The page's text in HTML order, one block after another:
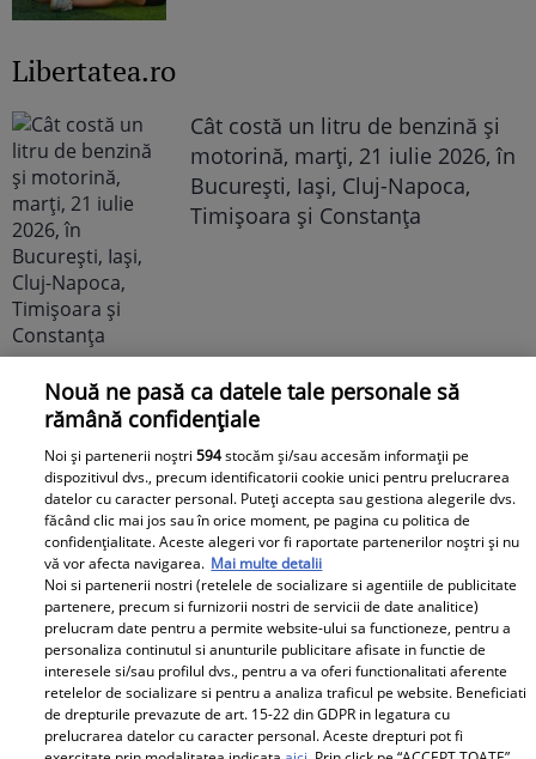
Libertatea.ro
Cât costă un litru de benzină și
motorină, marți, 21 iulie 2026, în
București, Iași, Cluj-Napoca,
Timișoara și Constanța
Avantaje
Ea - 52, el - 29, atât aveau când s-
au îndrăgostit, dar iubirea nu a
rezistat. La 6 luni de la
despărțirea de Octavian Ene, uite
cum a răspuns Daniela Nane la
o întrebare incomodă! ȘAH MAT!
Nouă ne pasă ca datele tale personale să
rămână confidențiale
Noi și partenerii noștri594stocăm și/sau accesăm informații pe
dispozitivul dvs., precum identificatorii cookie unici pentru prelucrarea
datelor cu caracter personal. Puteți accepta sau gestiona alegerile dvs.
făcând clic mai jos sau în orice moment, pe pagina cu politica de
confidențialitate. Aceste alegeri vor fi raportate partenerilor noștri și nu
vă vor afecta navigarea. Mai multe detalii
Noi si partenerii nostri (retelele de socializare si agentiile de publicitate
partenere, precum si furnizorii nostri de servicii de date analitice)
prelucram date pentru a permite website-ului sa functioneze, pentru a
personaliza continutul si anunturile publicitare afisate in functie de
interesele si/sau profilul dvs., pentru a va oferi functionalitati aferente
retelelor de socializare si pentru a analiza traficul pe website. Beneficiati
de drepturile prevazute de art. 15-22 din GDPR in legatura cu
prelucrarea datelor cu caracter personal. Aceste drepturi pot fi